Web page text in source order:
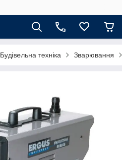
Будівельна техніка Зварювання